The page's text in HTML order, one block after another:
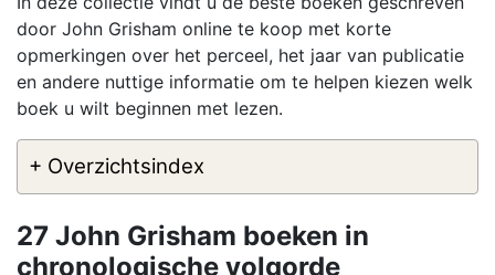
door John Grisham online te koop met korte
opmerkingen over het perceel, het jaar van publicatie
en andere nuttige informatie om te helpen kiezen welk
boek u wilt beginnen met lezen.
+ Overzichtsindex
27 John Grisham boeken in
chronologische volgorde